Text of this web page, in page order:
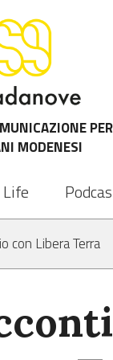
MODENESI
con Libera Terra